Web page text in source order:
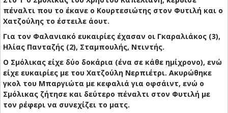
πέναλτι που το έκανε ο Κουρτεσιώτης στον Φυτιλή και ο
Χατζούλης το έστειλε άουτ.
Για τον Φαλανιακό ευκαιρίες έχασαν οι Γκαραλιάκος (3),
Ηλίας Πανταζής (2), Σταμπουλής, Ντιντής.
Ο Σμόλικας είχε δύο δοκάρια (ένα σε κάθε ημίχρονο), ενώ
είχε ευκαιρίες με του Χατζούλη Νερπιέτρι. Ακυρώθηκε
γκολ του Μπαργιώτα με κεφαλιά για οφσάιντ, ενώ ο
Σμόλικας ζήτησε και δεύτερο πέναλτι στον Φυτιλή με
τον ρέφερι να συνεχίζει το ματς.